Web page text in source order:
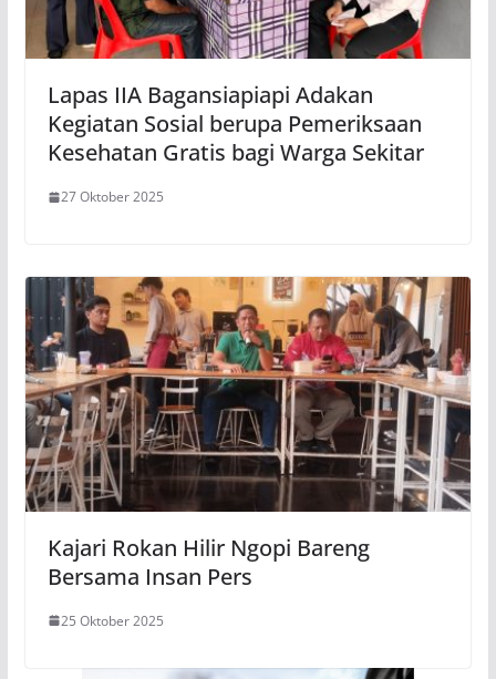
Lapas IIA Bagansiapiapi Adakan
Kegiatan Sosial berupa Pemeriksaan
Kesehatan Gratis bagi Warga Sekitar
27 Oktober 2025
Kajari Rokan Hilir Ngopi Bareng
Bersama Insan Pers
25 Oktober 2025